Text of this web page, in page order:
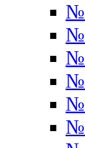
№
№
№
№
№
№